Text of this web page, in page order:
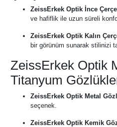
ZeissErkek Optik İnce
ve hafiflik ile uzun süreli
ZeissErkek Optik Kalın
bir görünüm sunarak stilinizi
ZeissErkek Optik
Titanyum
ZeissErkek Optik Metal
seçenek.
ZeissErkek Optik Kemik